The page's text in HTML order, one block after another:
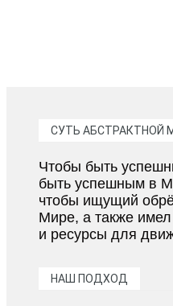
СУТЬ АБСТРАКТНОЙ
Чтобы быть
быть успешным в
чтобы ищущий
Мире, а также
и ресурсы для
НАШ ПОДХОД